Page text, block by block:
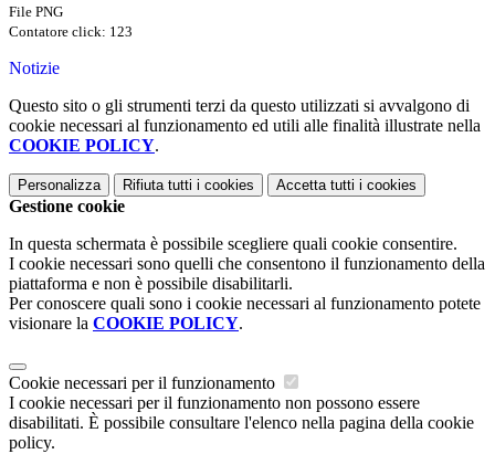
File PNG
Contatore click: 123
Notizie
Questo sito o gli strumenti terzi da questo utilizzati si avvalgono di
cookie necessari al funzionamento ed utili alle finalità illustrate nella
COOKIE POLICY.
Personalizza Rifiuta tutti i cookies Accetta tutti i cookies
Gestione cookie
In questa schermata è possibile scegliere quali cookie consentire.
I cookie necessari sono quelli che consentono il funzionamento della
piattaforma e non è possibile disabilitarli.
Per conoscere quali sono i cookie necessari al funzionamento potete
visionare la COOKIE POLICY.
Cookie necessari per il funzionamento
I cookie necessari per il funzionamento non possono essere
disabilitati. È possibile consultare l'elenco nella pagina della cookie
policy.